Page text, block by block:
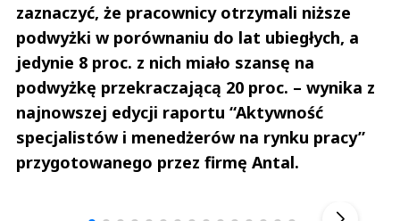
zaznaczyć, że pracownicy otrzymali niższe
podwyżki w porównaniu do lat ubiegłych, a
jedynie 8 proc. z nich miało szansę na
podwyżkę przekraczającą 20 proc. – wynika z
najnowszej edycji raportu “Aktywność
specjalistów i menedżerów na rynku pracy”
przygotowanego przez firmę Antal.